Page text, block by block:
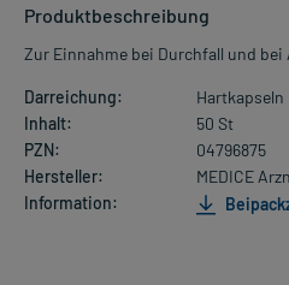
Produktbeschreibung
Zur Einnahme bei Durchfall und bei
Darreichung:
Hartkapseln
Inhalt:
50 St
PZN:
04796875
Hersteller:
MEDICE
Information: